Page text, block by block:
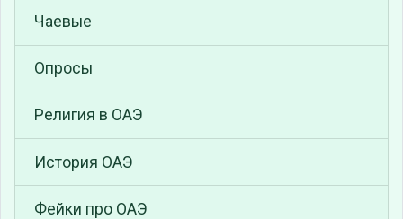
Чаевые
Опросы
Религия в ОАЭ
История ОАЭ
Фейки про ОАЭ